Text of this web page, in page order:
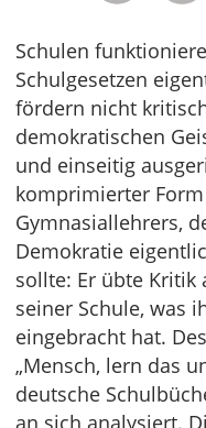
Schulen
Schulgesetzen
fördern nicht
demokratischen
und einseitig
komprimierter
Gymnasiallehrers,
Demokratie
sollte: Er übte Kritik
seiner Schule, was
eingebracht hat.
„Mensch, lern das
deutsche
an sich analysiert.